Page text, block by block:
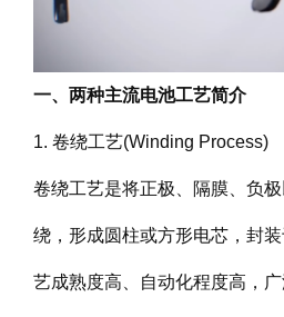
一、两种主流电池工艺简介
1. 卷绕工艺(Winding Process)
卷绕工艺是将正极、隔膜、负极
绕，形成圆柱或方形电芯，封
艺成熟度高、自动化程度高，